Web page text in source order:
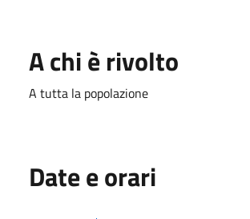
A chi è rivolto
A tutta la popolazione
Date e orari